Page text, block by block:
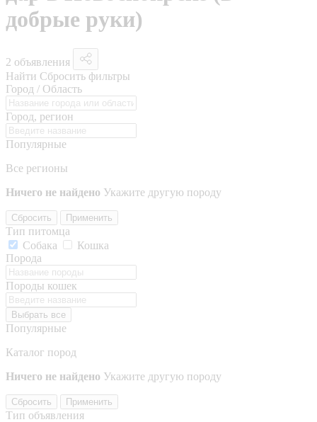
добрые руки)
2 объявления
Найти Сбросить фильтры
Город / Область
Город, регион
Популярные
Все регионы
Ничего не найдено Укажите другую породу
Сбросить Применить
Тип питомца
Собака
Кошка
Порода
Породы кошек
Выбрать все
Популярные
Каталог пород
Ничего не найдено Укажите другую породу
Сбросить Применить
Тип объявления